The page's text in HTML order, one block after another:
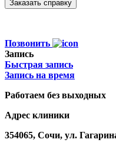
Позвонить
Запись
Быстрая запись
Запись на время
Работаем без выходных
Адрес клиники
354065, Сочи, ул.